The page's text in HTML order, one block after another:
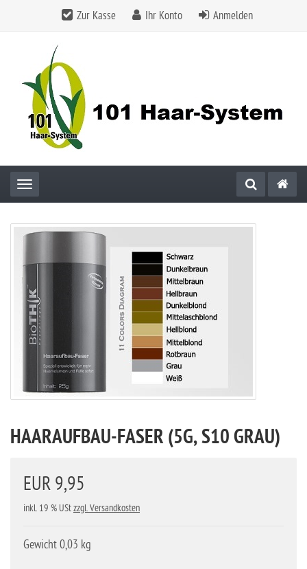
Zur Kasse Ihr Konto Anmelden
Toggle navigation
HAARAUFBAU-FASER (5G, S10 GRAU)
EUR 9,95
inkl. 19 % UStzzgl. Versandkosten
Gewicht 0,03 kg